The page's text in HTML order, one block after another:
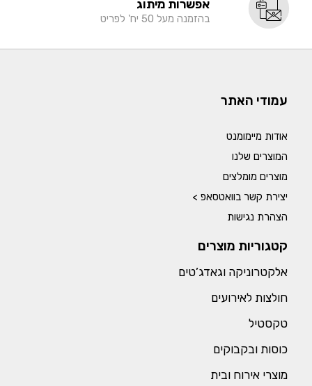
אפשרות מיתוג
בהזמנה מעל 50 יח' לפריט
עמודי האתר
אודות מיימומנט
המוצרים שלנו
מוצרים מומלצים
יצירת קשר בוואטסאפ >
הצהרת נגישות
קטגוריות מוצרים
אלקטרוניקה וגאדג’טים
חולצות לאירועים
טקסטיל
כוסות ובקבוקים
מוצרי אירוח ובית